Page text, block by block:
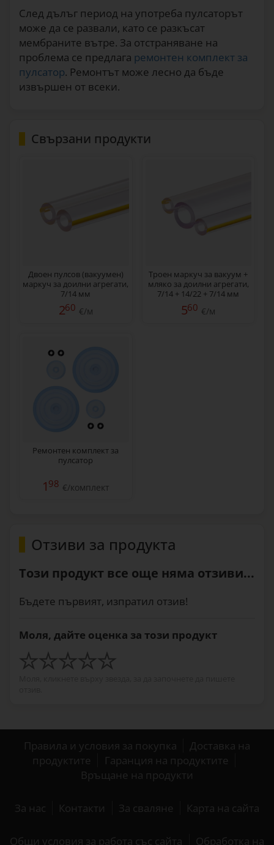
След дълъг период на употреба пулсаторът
може да се развали, като се разкъсат
мембраните вътре. За отстраняване на
проблема се предлага ремонтен комплект за
пулсатор. Ремонтът може лесно да бъде
извършен от всеки.
Свързани продукти
Двоен пулсов (вакуумен)
маркуч за доилни агрегати,
7/14 мм
260 €/м
Троен маркуч за вакуум +
мляко за доилни агрегати,
7/14 + 14/22 + 7/14 мм
560 €/м
Ремонтен комплект за
пулсатор
1 98 €/комплект
Отзиви за продукта
Този продукт все още няма отзиви...
Бъдете първият, изпратил отзив!
Моля, дайте оценка за този продукт
Правила и условия за покупка
Доставка на
продуктите
Гаранция на продуктите
Връщане на продукти
За нас Контакти За сваляне Карта на сайта
Общи условия за работа със сайта Обработка на